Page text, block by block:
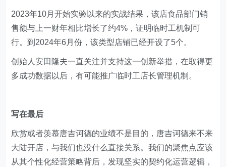
2023年10月开始实验以来的实战结果，该店食品部门销
售额与上一财年相比增长了约4%，证明临时工机制可
行。到2024年6月份，该类型店铺已经开设了5个。
创始人安田隆夫一直关注并支持这一创新举措，在取得更
多成功数据以后，有可能推广临时工店长管理机制。
写在最后
欣赏或者羡慕唐吉诃德的业绩不是目的，唐吉诃德来不来
大陆开店，与我们也没什么直接关系。我们的聚焦点应该
从其个性化经营策略背后，发现坚实的契约化运营逻辑，